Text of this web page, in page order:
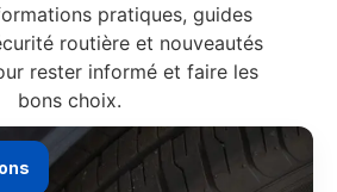
pratiques, guides
routière et nouveautés
rester informé et faire les
bons choix.